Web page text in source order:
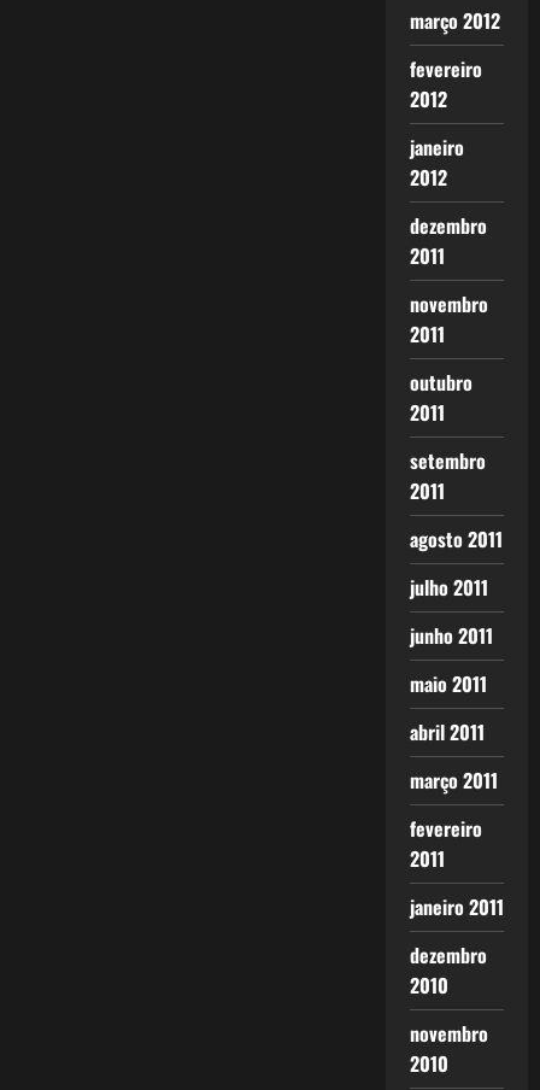
março 2012
fevereiro
2012
janeiro
2012
dezembro
2011
novembro
2011
outubro
2011
setembro
2011
agosto 2011
julho 2011
junho 2011
maio 2011
abril 2011
março 2011
fevereiro
2011
janeiro 2011
dezembro
2010
novembro
2010